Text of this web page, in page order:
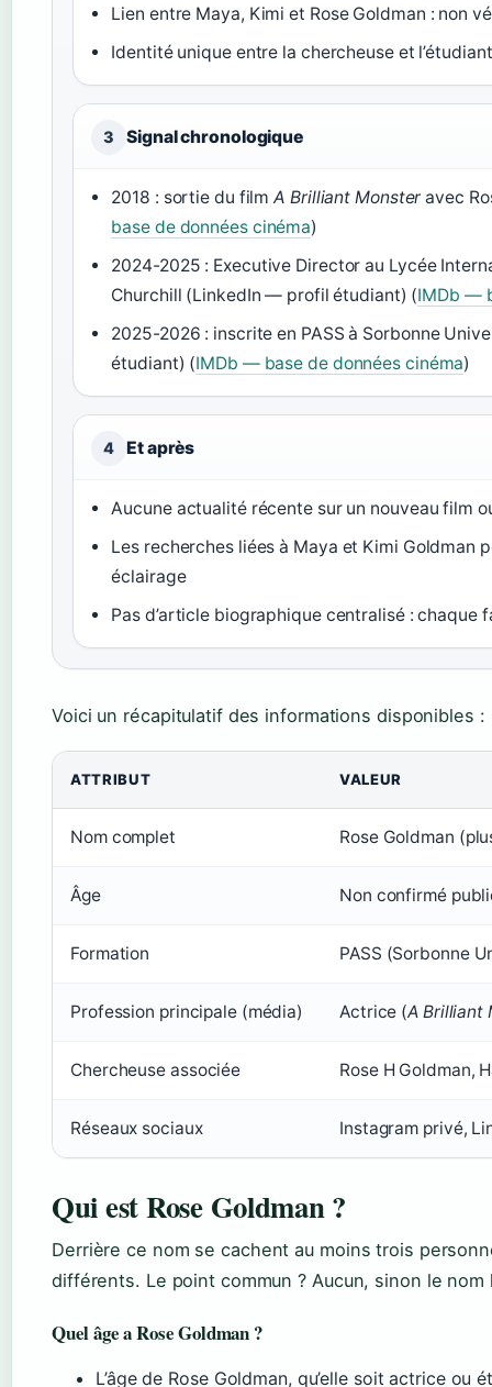
Lien entre Maya, Kimi et Rose Goldman : non
Identité unique entre la chercheuse et
3 Signal chronologique
2018 : sortie du filmA Brilliant Monster avec
base de données cinéma)
2024-2025 : Executive Director au Lycée
Churchill (LinkedIn — profil étudiant) (IMDb —
2025-2026 : inscrite en PASS à Sorbonne
étudiant) (IMDb — base de données cinéma)
4 Et après
Aucune actualité récente sur un nouveau film
Les recherches liées à Maya et Kimi Goldman
éclairage
Pas d’article biographique centralisé : chaque
Voici un récapitulatif des informations disponibles :
ATTRIBUT VALEUR
Nom complet Rose Goldman
Âge Non confirmé
Formation PASS (Sorbonne
Profession principale (média) Actrice (A Brilliant
Chercheuse associée Rose H Goldman,
Réseaux sociaux Instagram privé,
Qui est Rose Goldman ?
Derrière ce nom se cachent au moins trois
différents. Le point commun ? Aucun, sinon le nom
Quel âge a Rose Goldman ?
L’âge de Rose Goldman, qu’elle soit actrice ou